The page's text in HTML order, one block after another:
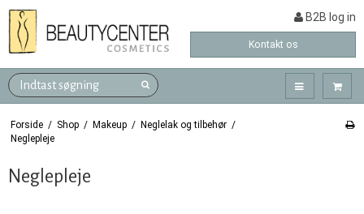
B2B log in
Kontakt os
Forside / Shop / Makeup / Neglelak og tilbehør /
Neglepleje
Neglepleje